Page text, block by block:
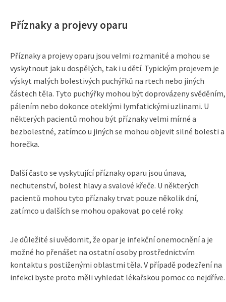
Příznaky a projevy oparu
Příznaky a projevy oparu jsou velmi rozmanité a mohou se
vyskytnout jak u dospělých, tak i u dětí. Typickým projevem je
výskyt malých bolestivých puchýřků na rtech nebo jiných
částech těla. Tyto puchýřky mohou být doprovázeny svěděním,
pálením nebo dokonce oteklými lymfatickými uzlinami. U
některých pacientů mohou být příznaky velmi mírné a
bezbolestné, zatímco u jiných se mohou objevit silné bolesti a
horečka.
Další často se vyskytující příznaky oparu jsou únava,
nechutenství, bolest hlavy a svalové křeče. U některých
pacientů mohou tyto příznaky trvat pouze několik dní,
zatímco u dalších se mohou opakovat po celé roky.
Je důležité si uvědomit, že opar je infekční onemocnění a je
možné ho přenášet na ostatní osoby prostřednictvím
kontaktu s postiženými oblastmi těla. V případě podezření na
infekci byste proto měli vyhledat lékařskou pomoc co nejdříve.